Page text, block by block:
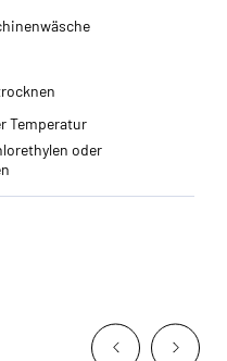
Temperatur
oder